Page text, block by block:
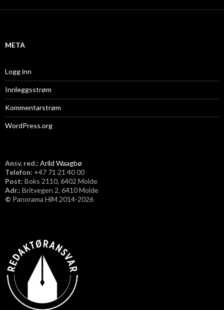
i
META
Logg inn
Innleggsstrøm
Kommentarstrøm
WordPress.org
Ansv. red.: Arild Waagbø
Telefon: ​+47 71 21 40 00
Post: Boks 2110, 6402 Molde
Adr.: Britvegen 2, 6410 Molde
© Panorama HiM 2014-2026